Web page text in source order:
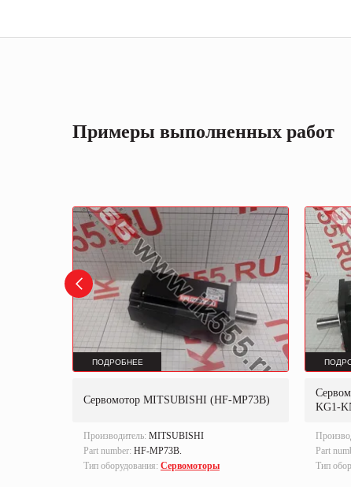
Примеры выполненных работ
ПОДРОБНЕЕ
Сервомотор MITSUBISHI (HF-MP73B)
Производитель: MITSUBISHI
Part number: HF-MP73B.
Тип оборудования: Сервомоторы
KG1-
Part
Тип